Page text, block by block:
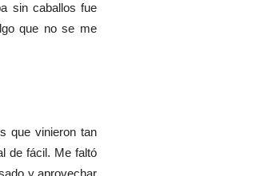
sin caballos fue
que no se me
que vinieron tan
de fácil. Me faltó
y aprovechar